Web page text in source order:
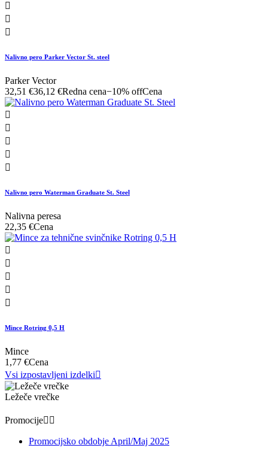



Nalivno pero Parker Vector St. steel
Parker Vector
32,51 €36,12 €Redna cena−10% offCena





Nalivno pero Waterman Graduate St. Steel
Nalivna peresa
22,35 €Cena





Mince Rotring 0,5 H
Mince
1,77 €Cena
Vsi izpostavljeni izdelki
Ležeče vrečke
Promocije 
Promocijsko obdobje April/Maj 2025